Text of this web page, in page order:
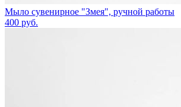
Мыло сувенирное "Змея", ручной работы
400 руб.